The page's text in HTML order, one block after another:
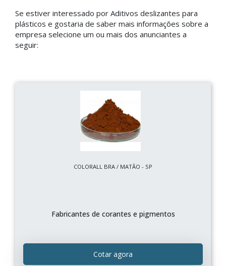
Se estiver interessado por Aditivos deslizantes para
plásticos e gostaria de saber mais informações sobre a
empresa selecione um ou mais dos anunciantes a
seguir:
COLORALL BRA / MATÃO - SP
Fabricantes de corantes e pigmentos
Cotar agora